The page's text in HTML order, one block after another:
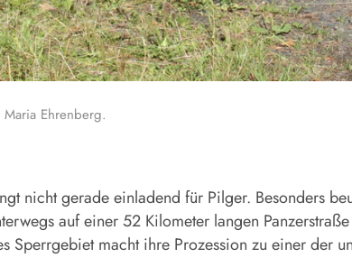
Ehrenberg.
nicht gerade einladend für Pilger. Besonders
auf einer 52 Kilometer langen
Sperrgebiet macht ihre Prozession zu einer der